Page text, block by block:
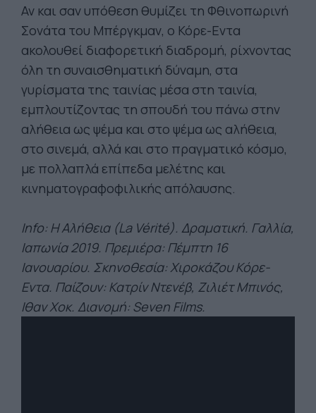
Αν και σαν υπόθεση θυμίζει τη Φθινοπωρινή
Σονάτα του Μπέργκμαν, ο Κόρε-Εντα
ακολουθεί διαφορετική διαδρομή, ρίχνοντας
όλη τη συναισθηματική δύναμη, στα
γυρίσματα της ταινίας μέσα στη ταινία,
εμπλουτίζοντας τη σπουδή του πάνω στην
αλήθεια ως ψέμα και στο ψέμα ως αλήθεια,
στο σινεμά, αλλά και στο πραγματικό κόσμο,
με πολλαπλά επίπεδα μελέτης και
κινηματογραφοφιλικής απόλαυσης.
Info: Η Αλήθεια (La Vérité). Δραματική. Γαλλία,
Ιαπωνία 2019. Πρεμιέρα: Πέμπτη 16
Ιανουαρίου. Σκηνοθεσία: Χιροκάζου Κόρε-
Εντα. Παίζουν: Κατρίν Ντενέβ, Ζιλιέτ Μπινός,
Ιθαν Χοκ. Διανομή: Seven Films.